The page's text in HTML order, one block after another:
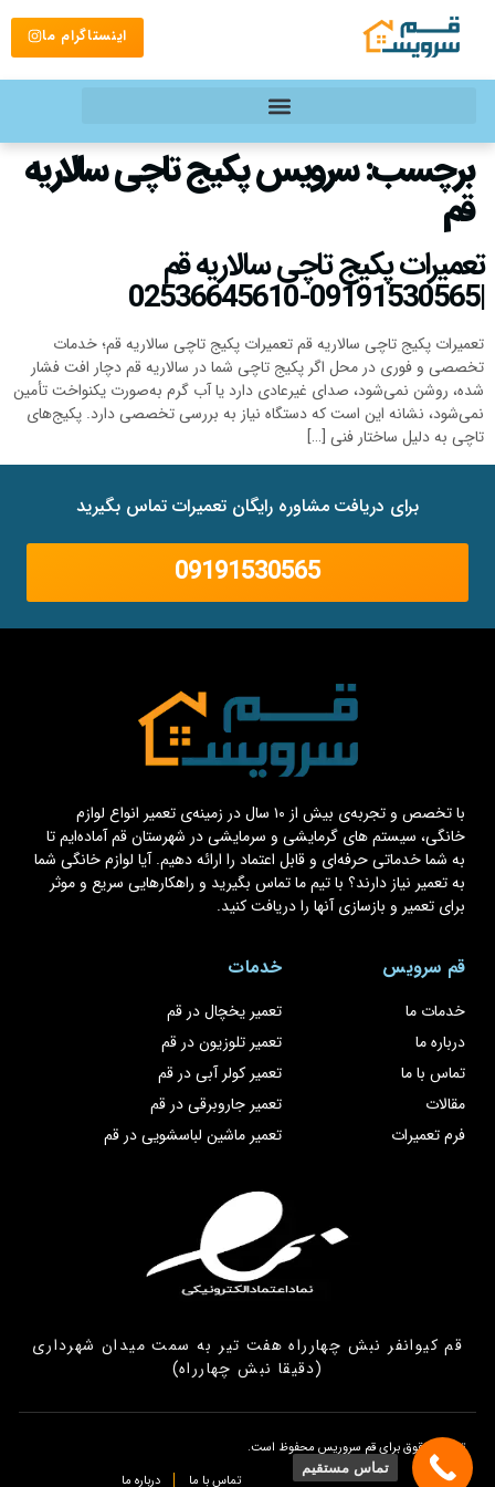
اینستاگرام ما
برچسب:سرویس پکیج تاچی سالاریه
قم
تعمیرات پکیج تاچی سالاریه قم
|09191530565-02536645610
تعمیرات پکیج تاچی سالاریه قم تعمیرات پکیج تاچی سالاریه قم؛ خدمات
تخصصی و فوری در محل اگر پکیج تاچی شما در سالاریه قم دچار افت فشار
شده، روشن نمی‌شود، صدای غیرعادی دارد یا آب گرم به‌صورت یکنواخت تأمین
نمی‌شود، نشانه این است که دستگاه نیاز به بررسی تخصصی دارد. پکیج‌های
تاچی به دلیل ساختار فنی […]
برای دریافت مشاوره رایگان تعمیرات تماس بگیرید
09191530565
با تخصص و تجربه‌ی بیش از ۱۰ سال در زمینه‌ی تعمیر انواع لوازم
خانگی، سیستم های گرمایشی و سرمایشی در شهرستان قم آماده‌ایم تا
به شما خدماتی حرفه‌ای و قابل اعتماد را ارائه دهیم. آیا لوازم خانگی شما
به تعمیر نیاز دارند؟ با تیم ما تماس بگیرید و راهکارهایی سریع و موثر
برای تعمیر و بازسازی آنها را دریافت کنید.
قم سرویس
خدمات ما
درباره ما
تماس با ما
مقالات
فرم تعمیرات
خدمات
تعمیر یخچال در قم
تعمیر تلوزیون در قم
تعمیر کولر آبی در قم
تعمیر جاروبرقی در قم
تعمیر ماشین لباسشویی در قم
قم کیوانفر نبش چهارراه هفت تیر به سمت میدان شهرداری
(دقیقا نبش چهارراه)
تمامی حقوق برای قم سروریس محفوظ است.
تماس با ما
درباره ما
تماس مستقیم